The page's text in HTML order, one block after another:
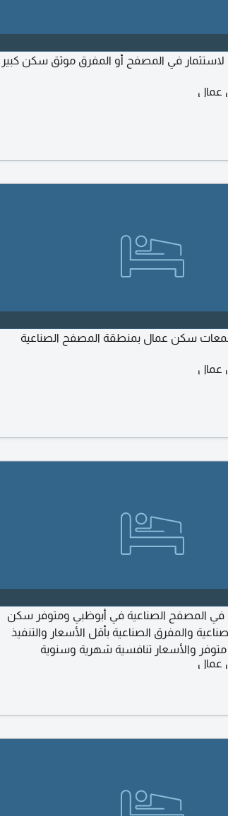
في المصفح أو المفرق موثق سكن كبير
عمال
سكن عمال بمنطقة المصفح الصناعية
عمال
المصفح الصناعية في أبوظبي ومتوفر سكن
والمفرق الصناعية بأقل الأسعار والتنفيذ
والأسعار تنافسية شهرية وسنوية
عمال